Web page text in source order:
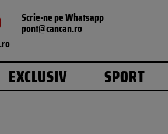
Scrie-ne pe Whatsapp
pont@cancan.ro
EXCLUSIV SPORT